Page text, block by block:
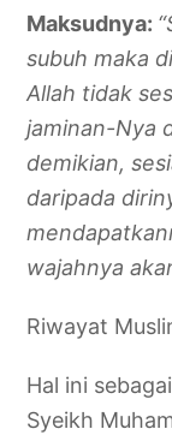
Maksudnya:
subuh maka
Allah tidak
jaminan-Nya
demikian,
daripada
wajahnya
Riwayat
Hal ini
Syeikh